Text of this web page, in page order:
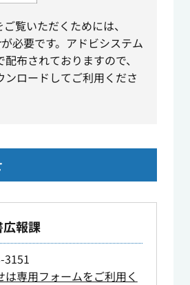
覧いただくためには、
必要です。アドビシステム
布されておりますので、
ンロードしてご利用くださ
報課
3151
は専用フォームをご利用く